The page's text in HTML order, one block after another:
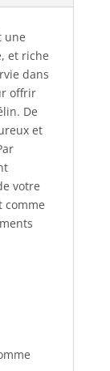
une
et riche
dans
offrir
De
et
votre
comme